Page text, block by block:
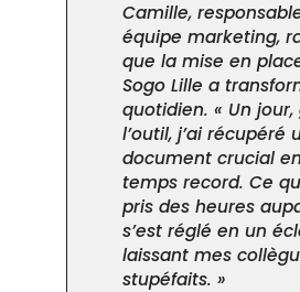
Camille,
équipe marketing,
que la mise en
Sogo Lille a
quotidien. « Un
l’outil, j’ai récupéré
document crucial
temps record. Ce
pris des heures
s’est réglé en un
laissant mes
stupéfaits. »